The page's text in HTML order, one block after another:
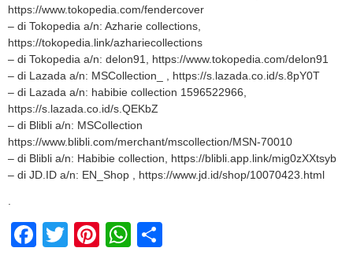
https://www.tokopedia.com/fendercover
– di Tokopedia a/n: Azharie collections,
https://tokopedia.link/azhariecollections
– di Tokopedia a/n: delon91, https://www.tokopedia.com/delon91
– di Lazada a/n: MSCollection_ , https://s.lazada.co.id/s.8pY0T
– di Lazada a/n: habibie collection 1596522966,
https://s.lazada.co.id/s.QEKbZ
– di Blibli a/n: MSCollection
https://www.blibli.com/merchant/mscollection/MSN-70010
– di Blibli a/n: Habibie collection, https://blibli.app.link/mig0zXXtsyb
– di JD.ID a/n: EN_Shop , https://www.jd.id/shop/10070423.html
Facebook
TwitterPinterest
WhatsApp